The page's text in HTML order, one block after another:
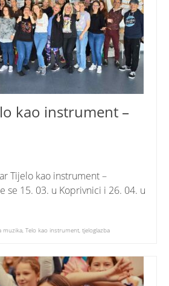
kao instrument –
Tijelo kao instrument –
se 15. 03. u Koprivnici i 26. 04. u
muzika, Telo kao instrument, tjeloglazba